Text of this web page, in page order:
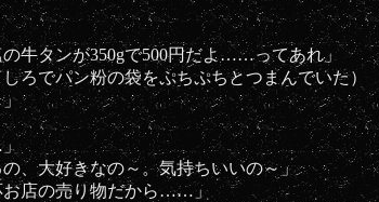
牛タンが350gで500円だよ……ってあれ」
ろでパン粉の袋をぷちぷちとつまんでいた）
、大好きなの～。気持ちいいの～」
お店の売り物だから……」